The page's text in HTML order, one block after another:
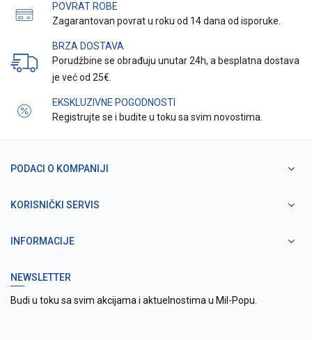
POVRAT ROBE
Zagarantovan povrat u roku od 14 dana od isporuke.
BRZA DOSTAVA
Porudžbine se obrađuju unutar 24h, a besplatna dostava
je već od 25€.
EKSKLUZIVNE POGODNOSTI
Registrujte se i budite u toku sa svim novostima.
PODACI O KOMPANIJI
KORISNIČKI SERVIS
INFORMACIJE
NEWSLETTER
Budi u toku sa svim akcijama i aktuelnostima u Mil-Popu.